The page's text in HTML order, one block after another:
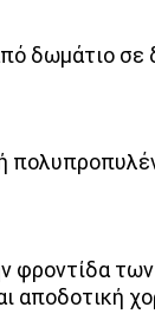
δωμάτιο
φροντίδα
αποδοτική